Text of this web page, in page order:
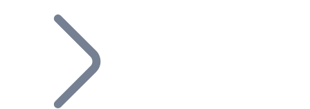
Adicione o token do seu projeto ao nosso serviço de